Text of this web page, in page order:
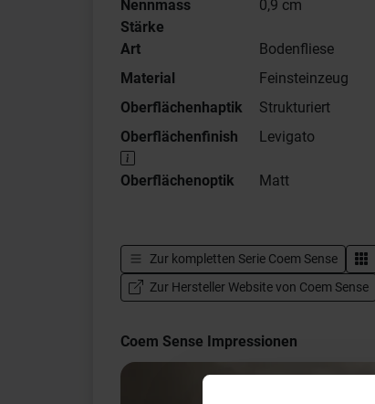
Nennmass
Stärke
0,9 cm
Art
Bodenfliese
Material
Feinsteinzeug
Oberflächenhaptik
Strukturiert
Oberflächenfinish
Levigato
Oberflächenoptik Matt
Zur kompletten Serie Coem Sense
Zur Hersteller Website von Coem Sense
Coem Sense Impressionen